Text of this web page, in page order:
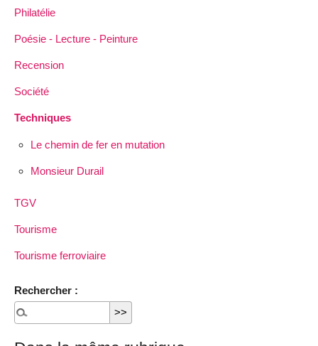
Philatélie
Poésie - Lecture - Peinture
Recension
Société
Techniques
Le chemin de fer en mutation
Monsieur Durail
TGV
Tourisme
Tourisme ferroviaire
Rechercher :